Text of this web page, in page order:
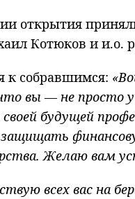
открытия
Котюков и и.о.
к собравшимся:
вы — не просто
будущей
Желаю вам
всех вас на